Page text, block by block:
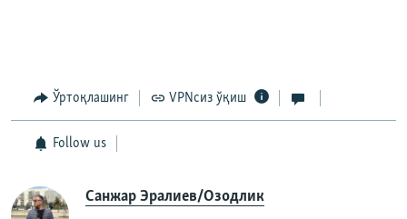
Ўртоқлашинг VPNсиз ўқиш
Follow us
Санжар Эралиев/Озодлик